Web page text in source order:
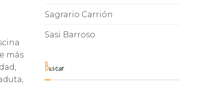
más
Sagrario Carrión
Sasi Barroso
Buscar